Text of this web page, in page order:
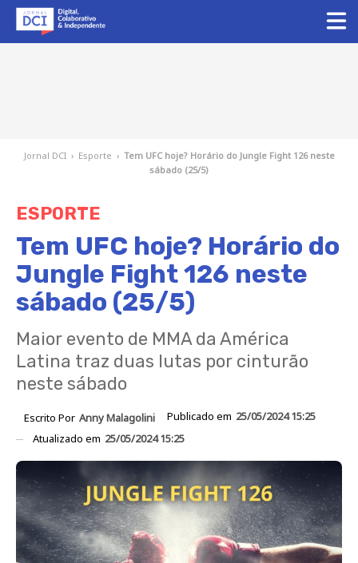
Jornal DCI › Esporte › Tem UFC hoje? Horário do Jungle Fight 126 neste
sábado (25/5)
ESPORTE
Tem UFC hoje? Horário do
Jungle Fight 126 neste
sábado (25/5)
Maior evento de MMA da América
Latina traz duas lutas por cinturão
neste sábado
Escrito Por Anny Malagolini Publicado em 25/05/2024 15:25
Atualizado em 25/05/2024 15:25